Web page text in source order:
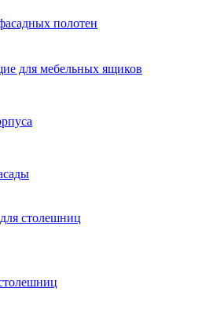
полотен
для мебельных ящиков
столешниц